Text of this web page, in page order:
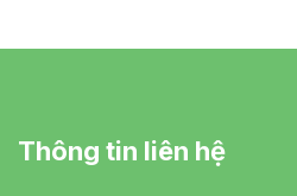
Thông tin liên hệ